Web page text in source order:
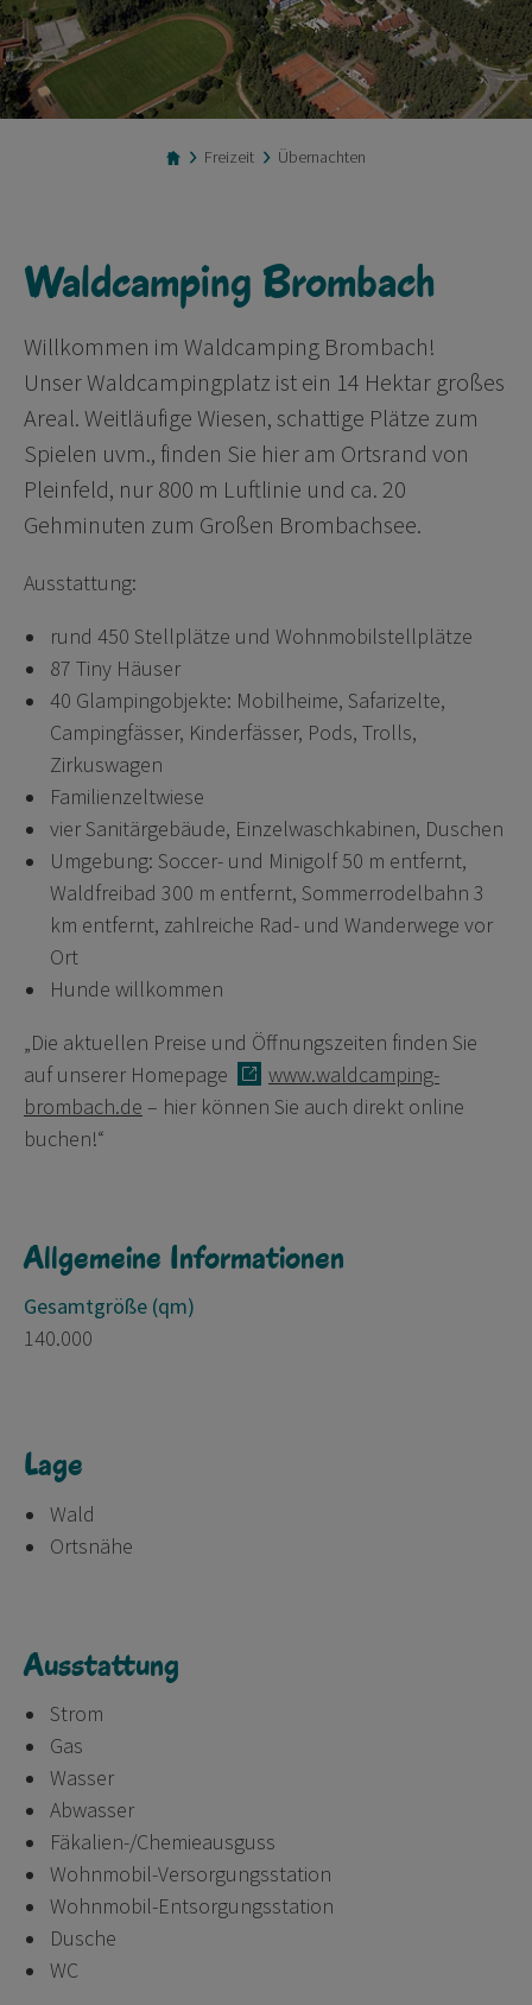
Freizeit Übernachten
Waldcamping Brombach
Willkommen im Waldcamping Brombach!
Unser Waldcampingplatz ist ein 14 Hektar großes
Areal. Weitläufige Wiesen, schattige Plätze zum
Spielen uvm., finden Sie hier am Ortsrand von
Pleinfeld, nur 800 m Luftlinie und ca. 20
Gehminuten zum Großen Brombachsee.
Ausstattung:
rund 450 Stellplätze und Wohnmobilstellplätze
87 Tiny Häuser
40 Glampingobjekte: Mobilheime, Safarizelte,
Campingfässer, Kinderfässer, Pods, Trolls,
Zirkuswagen
Familienzeltwiese
vier Sanitärgebäude, Einzelwaschkabinen, Duschen
Umgebung: Soccer- und Minigolf 50 m entfernt,
Waldfreibad 300 m entfernt, Sommerrodelbahn 3
km entfernt, zahlreiche Rad- und Wanderwege vor
Ort
Hunde willkommen
„Die aktuellen Preise und Öffnungszeiten finden Sie
auf unserer Homepage
www.waldcamping-
brombach.de – hier können Sie auch direkt online
buchen!“
Allgemeine Informationen
Gesamtgröße (qm)
140.000
Lage
Wald
Ortsnähe
Ausstattung
Strom
Gas
Wasser
Abwasser
Fäkalien-/Chemieausguss
Wohnmobil-Versorgungsstation
Wohnmobil-Entsorgungsstation
Dusche
WC